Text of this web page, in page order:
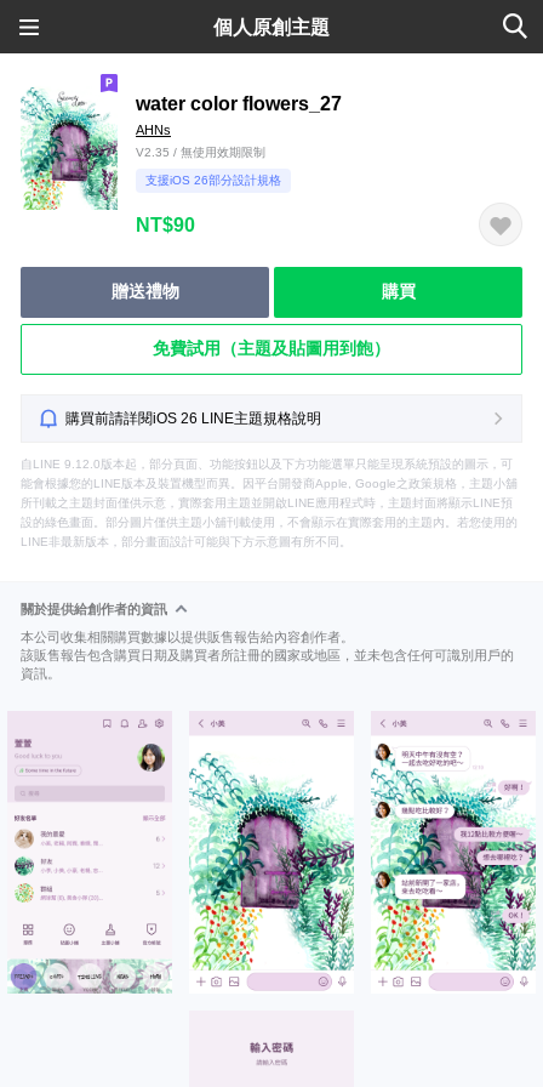
個人原創主題
water color flowers_27
AHNs
V2.35 / 無使用效期限制
支援iOS 26部分設計規格
NT$90
贈送禮物 購買
免費試用（主題及貼圖用到飽）
購買前請詳閱iOS 26 LINE主題規格說明
自LINE 9.12.0版本起，部分頁面、功能按鈕以及下方功能選單只能呈現系統預設的圖示，可
能會根據您的LINE版本及裝置機型而異。因平台開發商Apple, Google之政策規格，主題小舖
所刊載之主題封面僅供示意，實際套用主題並開啟LINE應用程式時，主題封面將顯示LINE預
設的綠色畫面。部分圖片僅供主題小舖刊載使用，不會顯示在實際套用的主題內。若您使用的
LINE非最新版本，部分畫面設計可能與下方示意圖有所不同。
關於提供給創作者的資訊
本公司收集相關購買數據以提供販售報告給內容創作者。
該販售報告包含購買日期及購買者所註冊的國家或地區，並未包含任何可識別用戶的
資訊。